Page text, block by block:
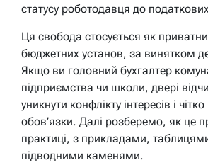
статусу роботодавця до
Ця свобода стосується як
бюджетних установ, за винятком
Якщо ви головний бухгалтер
підприємства чи школи, двері
уникнути конфлікту інтересів і
обов’язки. Далі розберемо, як це
практиці, з прикладами,
підводними каменями.